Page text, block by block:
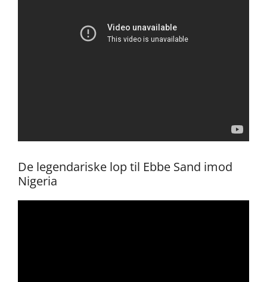
De legendariske lop til Ebbe Sand imod
Nigeria